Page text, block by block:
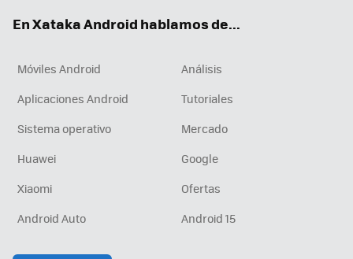
En Xataka Android hablamos de...
Móviles Android
Análisis
Aplicaciones Android
Tutoriales
Sistema operativo
Mercado
Huawei
Google
Xiaomi
Ofertas
Android Auto
Android 15